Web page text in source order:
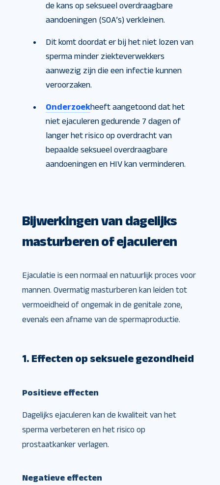
de kans op seksueel overdraagbare
aandoeningen (SOA’s) verkleinen.
Dit komt doordat er bij het niet lozen van
sperma minder ziekteverwekkers
aanwezig zijn die een infectie kunnen
veroorzaken.
Onderzoekheeft aangetoond dat het
niet ejaculeren gedurende 7 dagen of
langer het risico op overdracht van
bepaalde seksueel overdraagbare
aandoeningen en HIV kan verminderen.
Bijwerkingen van dagelijks
masturberen of ejaculeren
Ejaculatie is een normaal en natuurlijk proces voor
mannen. Overmatig masturberen kan leiden tot
vermoeidheid of ongemak in de genitale zone,
evenals een afname van de spermaproductie.
1. Effecten op seksuele gezondheid
Positieve effecten
Dagelijks ejaculeren kan de kwaliteit van het
sperma verbeteren en het risico op
prostaatkanker verlagen.
Negatieve effecten